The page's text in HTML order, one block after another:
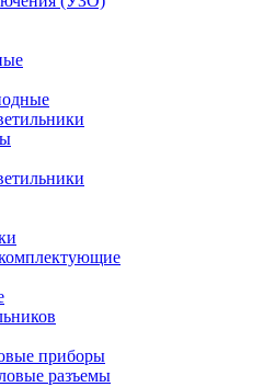
приборы
разъемы